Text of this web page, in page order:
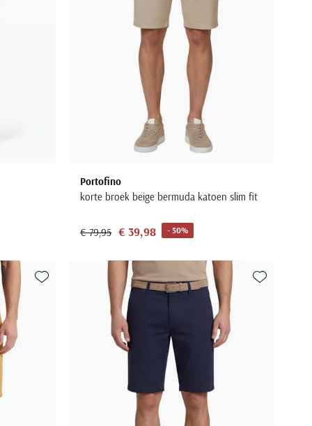
Portofino
korte broek beige bermuda katoen slim fit
€ 79,95 € 39,98 - 50%
Toevoegen aan favorieten